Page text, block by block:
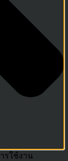
รใช้งาน